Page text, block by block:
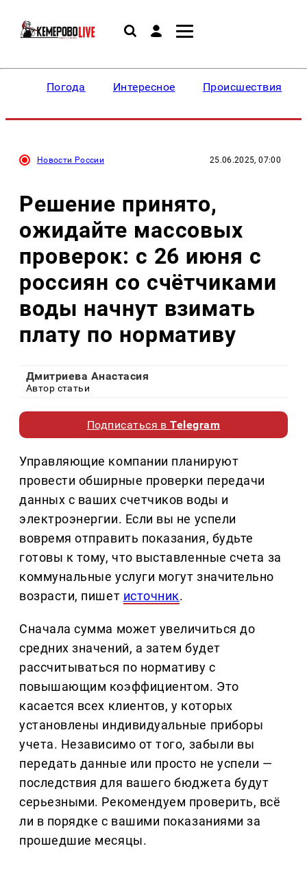
Погода Интересное Происшествия
Новости России 25.06.2025, 07:00
Решение принято,
ожидайте массовых
проверок: с 26 июня с
россиян со счётчиками
воды начнут взимать
плату по нормативу
Дмитриева Анастасия
Автор статьи
Подписаться вTelegram
Управляющие компании планируют
провести обширные проверки передачи
данных с ваших счетчиков воды и
электроэнергии. Если вы не успели
вовремя отправить показания, будьте
готовы к тому, что выставленные счета за
коммунальные услуги могут значительно
возрасти, пишет источник.
Сначала сумма может увеличиться до
средних значений, а затем будет
рассчитываться по нормативу с
повышающим коэффициентом. Это
касается всех клиентов, у которых
установлены индивидуальные приборы
учета. Независимо от того, забыли вы
передать данные или просто не успели —
последствия для вашего бюджета будут
серьезными. Рекомендуем проверить, всё
ли в порядке с вашими показаниями за
прошедшие месяцы.